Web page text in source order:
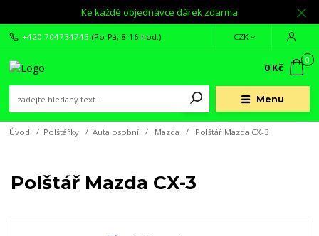
Ke každé objednávce dárek zdarma
Menu
CZK
+420 704734743 (Po-Pá, 8-16 hod.)
0
0 Kč
Úvod Polštářky Auta osobní Mazda Polštář Mazda CX-3
Polštář Mazda CX-3